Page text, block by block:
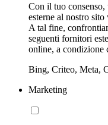
Con il tuo
esterne al nostro
A tal fine,
seguenti fornitori
online, a condizione
Bing, Criteo, Meta,
Marketing